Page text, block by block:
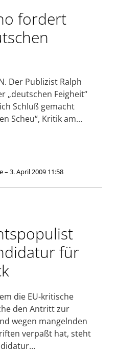
fordert
Der Publizist Ralph
„deutschen Feigheit“
Schluß gemacht
Scheu“, Kritik am…
– 3. April 2009 11:58
für
die EU-kritische
den Antritt zur
wegen mangelnden
verpaßt hat, steht